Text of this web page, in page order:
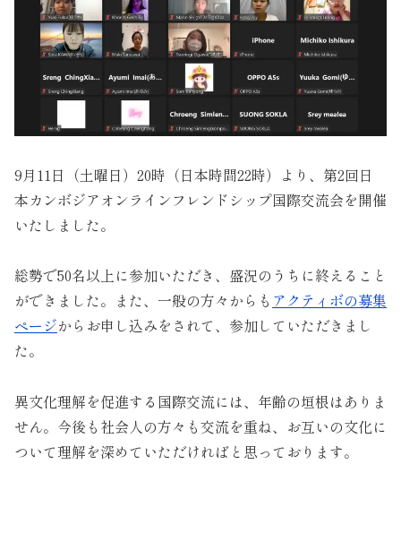
9月11日（土曜日）20時（日本時間22時）より、第2回日
本カンボジアオンラインフレンドシップ国際交流会を開催
いたしました。
総勢で50名以上に参加いただき、盛況のうちに終えること
ができました。また、一般の方々からも アクティボの募集
ページからお申し込みをされて、参加していただきまし
た。
異文化理解を促進する国際交流には、年齢の垣根はありま
せん。今後も社会人の方々も交流を重ね、お互いの文化に
ついて理解を深めていただければと思っております。